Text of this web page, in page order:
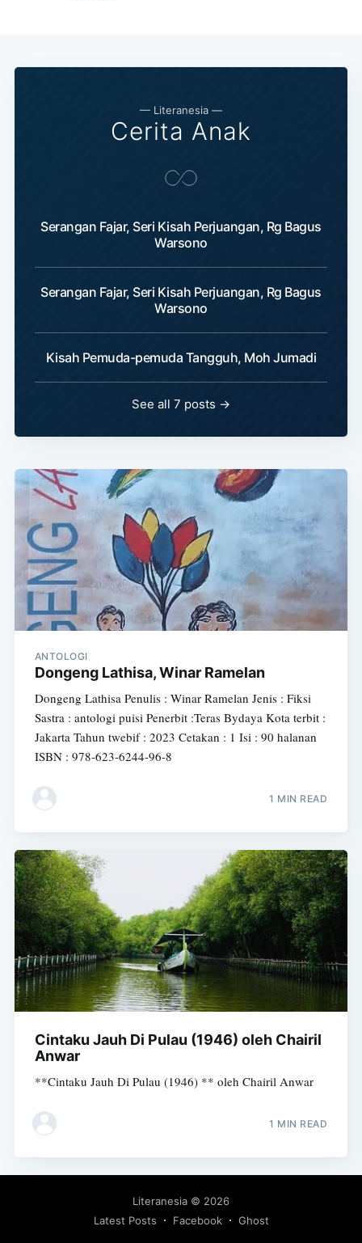
— Literanesia —
Cerita Anak
Serangan Fajar, Seri Kisah Perjuangan, Rg Bagus
Warsono
Serangan Fajar, Seri Kisah Perjuangan, Rg Bagus
Warsono
Kisah Pemuda-pemuda Tangguh, Moh Jumadi
See all 7 posts →
ANTOLOGI
Dongeng Lathisa, Winar Ramelan
Dongeng Lathisa Penulis : Winar Ramelan Jenis : Fiksi
Sastra : antologi puisi Penerbit :Teras Bydaya Kota terbit :
Jakarta Tahun twebif : 2023 Cetakan : 1 Isi : 90 halanan
ISBN : 978-623-6244-96-8
1 MIN READ
Cintaku Jauh Di Pulau (1946) oleh Chairil
Anwar
**Cintaku Jauh Di Pulau (1946) ** oleh Chairil Anwar
1 MIN READ
Literanesia © 2026
Latest Posts
Facebook Ghost